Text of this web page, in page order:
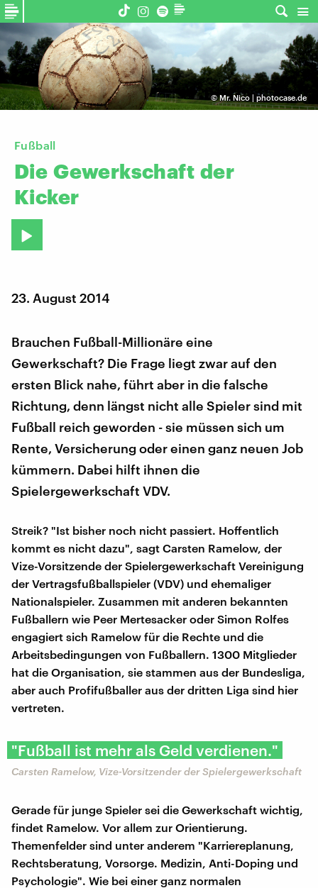
©Mr. Nico | photocase.de
Fußball
Die Gewerkschaft der
Kicker
23. August 2014
Brauchen Fußball-Millionäre eine
Gewerkschaft? Die Frage liegt zwar auf den
ersten Blick nahe, führt aber in die falsche
Richtung, denn längst nicht alle Spieler sind mit
Fußball reich geworden - sie müssen sich um
Rente, Versicherung oder einen ganz neuen Job
kümmern. Dabei hilft ihnen die
Spielergewerkschaft VDV.
Streik? "Ist bisher noch nicht passiert. Hoffentlich
kommt es nicht dazu", sagt Carsten Ramelow, der
Vize-Vorsitzende der Spielergewerkschaft Vereinigung
der Vertragsfußballspieler (VDV) und ehemaliger
Nationalspieler. Zusammen mit anderen bekannten
Fußballern wie Peer Mertesacker oder Simon Rolfes
engagiert sich Ramelow für die Rechte und die
Arbeitsbedingungen von Fußballern. 1300 Mitglieder
hat die Organisation, sie stammen aus der Bundesliga,
aber auch Profifußballer aus der dritten Liga sind hier
vertreten.
"Fußball ist mehr als Geld verdienen."
Carsten Ramelow, Vize-Vorsitzender der Spielergewerkschaft
Gerade für junge Spieler sei die Gewerkschaft wichtig,
findet Ramelow. Vor allem zur Orientierung.
Themenfelder sind unter anderem "Karriereplanung,
Rechtsberatung, Vorsorge. Medizin, Anti-Doping und
Psychologie". Wie bei einer ganz normalen